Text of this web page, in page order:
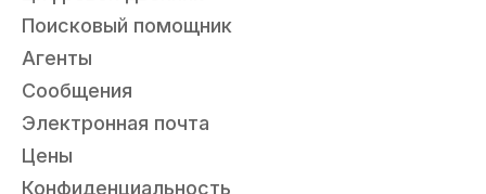
Поисковый помощник
Агенты
Сообщения
Электронная почта
Цены
Конфиденциальность